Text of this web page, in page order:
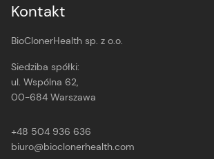
Kontakt
BioClonerHealth sp. z o.o.
Siedziba spółki:
ul. Wspólna 62,
00-684 Warszawa
+48 504 936 636
biuro@bioclonerhealth.com